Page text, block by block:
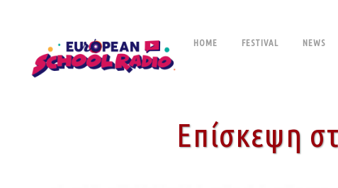
HOME FESTIVAL NEWS
Επίσκεψη